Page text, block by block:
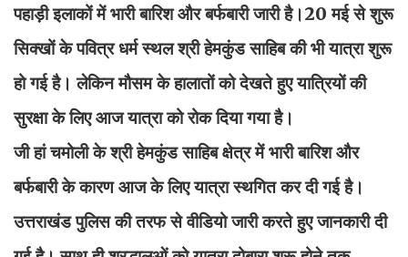
पहाड़ी इलाकों में भारी बारिश और बर्फबारी जारी है।20 मई से शुरू
सिक्खों के पवित्र धर्म स्थल श्री हेमकुंड साहिब की भी यात्रा शुरू
हो गई है। लेकिन मौसम के हालातों को देखते हुए यात्रियों की
सुरक्षा के लिए आज यात्रा को रोक दिया गया है।
जी हां चमोली के श्री हेमकुंड साहिब क्षेत्र में भारी बारिश और
बर्फबारी के कारण आज के लिए यात्रा स्थगित कर दी गई है।
उत्तराखंड पुलिस की तरफ से वीडियो जारी करते हुए जानकारी दी